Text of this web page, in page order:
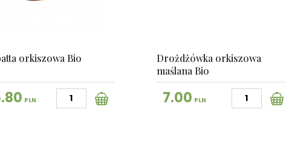
orkiszowa Bio
PLN
Drożdżówka orkiszowa
maślana Bio
7.00 PLN